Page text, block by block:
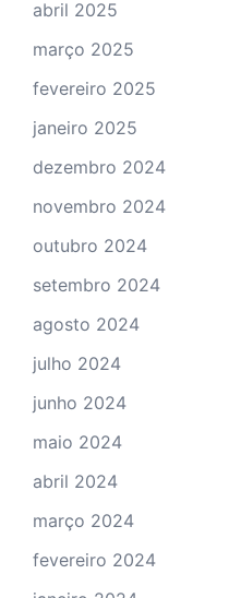
abril 2025
março 2025
fevereiro 2025
janeiro 2025
dezembro 2024
novembro 2024
outubro 2024
setembro 2024
agosto 2024
julho 2024
junho 2024
maio 2024
abril 2024
março 2024
fevereiro 2024